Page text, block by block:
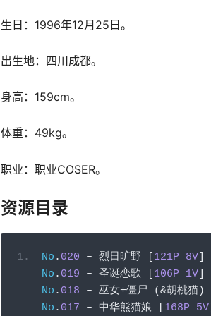
生日：1996年12月25日。
出生地：四川成都。
身高：159cm。
体重：49kg。
职业：职业COSER。
资源目录
No . 020 – 烈日旷野 121P 8V]
No . 019 – 圣诞恋歌 106P 1V]
No . 018 – 巫女+僵尸 (&胡桃猫)
No . 017 – 中华熊猫娘 168P 5V]